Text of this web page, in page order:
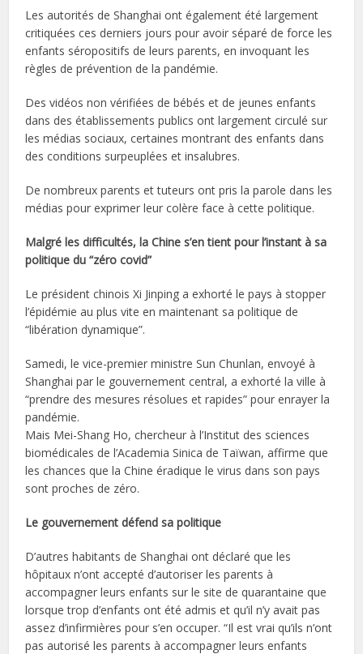
Les autorités de Shanghai ont également été largement
critiquées ces derniers jours pour avoir séparé de force les
enfants séropositifs de leurs parents, en invoquant les
règles de prévention de la pandémie.
Des vidéos non vérifiées de bébés et de jeunes enfants
dans des établissements publics ont largement circulé sur
les médias sociaux, certaines montrant des enfants dans
des conditions surpeuplées et insalubres.
De nombreux parents et tuteurs ont pris la parole dans les
médias pour exprimer leur colère face à cette politique.
Malgré les difficultés, la Chine s’en tient pour l’instant à sa
politique du “zéro covid”
Le président chinois Xi Jinping a exhorté le pays à stopper
l’épidémie au plus vite en maintenant sa politique de
“libération dynamique”.
Samedi, le vice-premier ministre Sun Chunlan, envoyé à
Shanghai par le gouvernement central, a exhorté la ville à
“prendre des mesures résolues et rapides” pour enrayer la
pandémie.
Mais Mei-Shang Ho, chercheur à l’Institut des sciences
biomédicales de l’Academia Sinica de Taïwan, affirme que
les chances que la Chine éradique le virus dans son pays
sont proches de zéro.
Le gouvernement défend sa politique
D’autres habitants de Shanghai ont déclaré que les
hôpitaux n’ont accepté d’autoriser les parents à
accompagner leurs enfants sur le site de quarantaine que
lorsque trop d’enfants ont été admis et qu’il n’y avait pas
assez d’infirmières pour s’en occuper. “Il est vrai qu’ils n’ont
pas autorisé les parents à accompagner leurs enfants